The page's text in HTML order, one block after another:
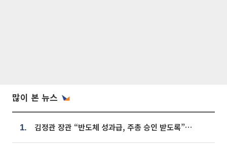
많이 본 뉴스
1. 김정관 장관 “반도체 성과급, 주총 승인 받도록”…상법·자본시장법 개정 시사